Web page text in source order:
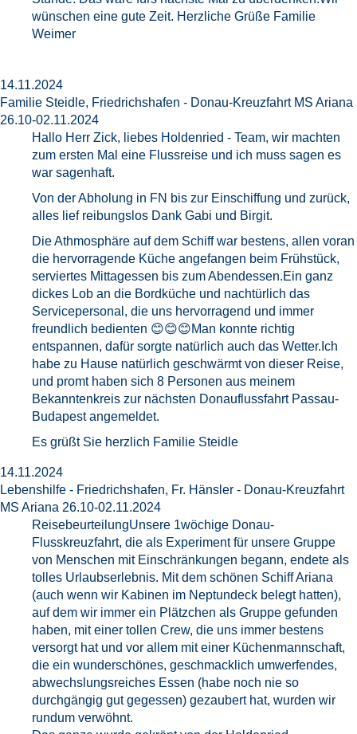
wünschen eine gute Zeit. Herzliche Grüße Familie
Weimer
14.11.2024
Familie Steidle, Friedrichshafen - Donau-Kreuzfahrt MS Ariana
26.10-02.11.2024
Hallo Herr Zick, liebes Holdenried - Team, wir machten
zum ersten Mal eine Flussreise und ich muss sagen es
war sagenhaft.
Von der Abholung in FN bis zur Einschiffung und zurück,
alles lief reibungslos Dank Gabi und Birgit.
Die Athmosphäre auf dem Schiff war bestens, allen voran
die hervorragende Küche angefangen beim Frühstück,
serviertes Mittagessen bis zum Abendessen.Ein ganz
dickes Lob an die Bordküche und nachtürlich das
Servicepersonal, die uns hervorragend und immer
freundlich bedienten 😊😊😊Man konnte richtig
entspannen, dafür sorgte natürlich auch das Wetter.Ich
habe zu Hause natürlich geschwärmt von dieser Reise,
und promt haben sich 8 Personen aus meinem
Bekanntenkreis zur nächsten Donauflussfahrt Passau-
Budapest angemeldet.
Es grüßt Sie herzlich Familie Steidle
14.11.2024
Lebenshilfe - Friedrichshafen, Fr. Hänsler - Donau-Kreuzfahrt
MS Ariana 26.10-02.11.2024
ReisebeurteilungUnsere 1wöchige Donau-
Flusskreuzfahrt, die als Experiment für unsere Gruppe
von Menschen mit Einschränkungen begann, endete als
tolles Urlaubserlebnis. Mit dem schönen Schiff Ariana
(auch wenn wir Kabinen im Neptundeck belegt hatten),
auf dem wir immer ein Plätzchen als Gruppe gefunden
haben, mit einer tollen Crew, die uns immer bestens
versorgt hat und vor allem mit einer Küchenmannschaft,
die ein wunderschönes, geschmacklich umwerfendes,
abwechslungsreiches Essen (habe noch nie so
durchgängig gut gegessen) gezaubert hat, wurden wir
rundum verwöhnt.